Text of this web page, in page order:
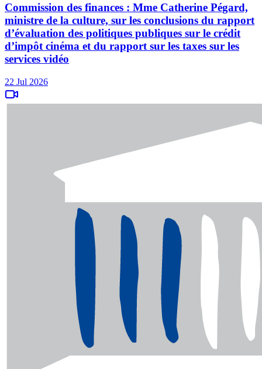
Commission des finances : Mme Catherine Pégard,
ministre de la culture, sur les conclusions du rapport
d’évaluation des politiques publiques sur le crédit
d’impôt cinéma et du rapport sur les taxes sur les
services vidéo
22 Jul 2026